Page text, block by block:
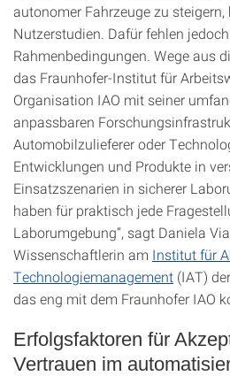
autonomer Fahrzeuge zu
Nutzerstudien. Dafür fehlen
Rahmenbedingungen. Wege aus
das Fraunhofer-Institut für
Organisation IAO mit seiner
anpassbaren
Automobilzulieferer oder
Entwicklungen und Produkte in
Einsatzszenarien in sicherer
haben für praktisch jede
Laborumgebung“, sagt Daniela
Wissenschaftlerin am Institut für
Technologiemanagement (IAT)
das eng mit dem Fraunhofer IAO
Erfolgsfaktoren für
Vertrauen im